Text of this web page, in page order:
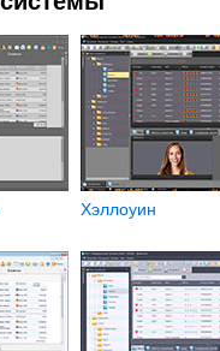
Хэллоуин